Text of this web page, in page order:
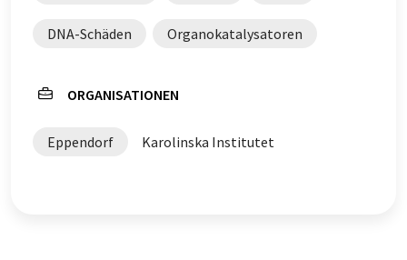
DNA-Schäden Organokatalysatoren
ORGANISATIONEN
Eppendorf Karolinska Institutet